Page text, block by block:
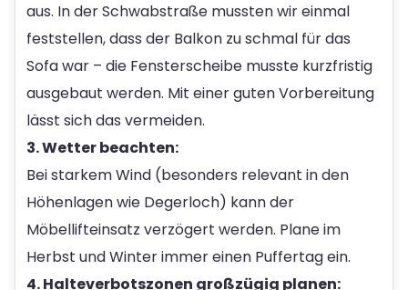
aus. In der Schwabstraße mussten wir einmal
feststellen, dass der Balkon zu schmal für das
Sofa war – die Fensterscheibe musste kurzfristig
ausgebaut werden. Mit einer guten Vorbereitung
lässt sich das vermeiden.
3. Wetter beachten:
Bei starkem Wind (besonders relevant in den
Höhenlagen wie Degerloch) kann der
Möbellifteinsatz verzögert werden. Plane im
Herbst und Winter immer einen Puffertag ein.
4. Halteverbotszonen großzügig planen: